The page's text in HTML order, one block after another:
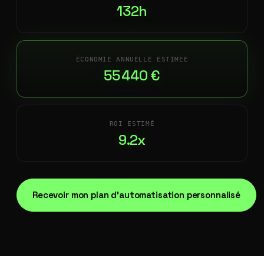
132h
ÉCONOMIE ANNUELLE ESTIMÉE
55 440 €
ROI ESTIMÉ
9.2x
Recevoir mon plan d'automatisation personnalisé